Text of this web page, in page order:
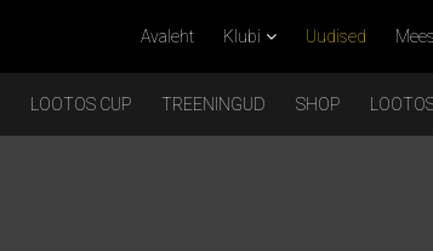
Avaleht Klubi Uudised
LOOTOS CUP TREENINGUD SHOP